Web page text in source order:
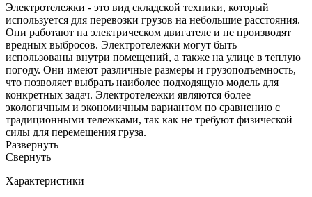
Электротележки - это вид складской техники, который
используется для перевозки грузов на небольшие расстояния.
Они работают на электрическом двигателе и не производят
вредных выбросов. Электротележки могут быть
использованы внутри помещений, а также на улице в теплую
погоду. Они имеют различные размеры и грузоподъемность,
что позволяет выбрать наиболее подходящую модель для
конкретных задач. Электротележки являются более
экологичным и экономичным вариантом по сравнению с
традиционными тележками, так как не требуют физической
силы для перемещения груза.
Развернуть
Cвернуть
Характеристики